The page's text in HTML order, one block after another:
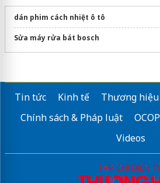
dán phim cách nhiệt ô tô
Sửa máy rửa bát bosch
Tin tức Kinh tế Thương hiệu
Chính sách & Pháp luật
OCOP
Videos